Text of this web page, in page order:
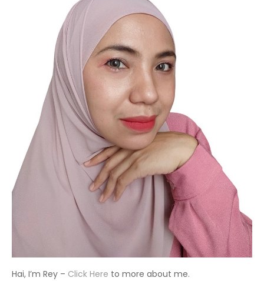
Hai, I’m Rey – Click Here to more about me.